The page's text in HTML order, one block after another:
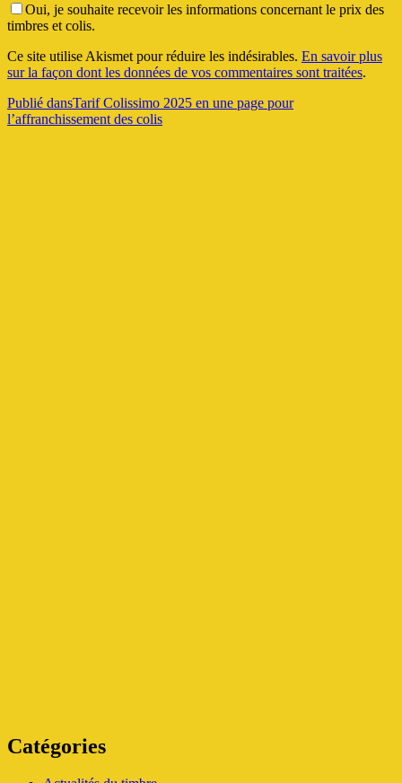
Oui, je souhaite recevoir les informations concernant le prix des
timbres et colis.
Ce site utilise Akismet pour réduire les indésirables. En savoir plus
sur la façon dont les données de vos commentaires sont traitées.
Navigation
de
Publié dansTarif Colissimo 2025 en une page pour
l’affranchissement des colis
Catégories